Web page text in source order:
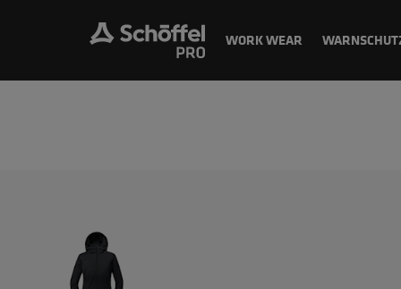
WORK WEAR